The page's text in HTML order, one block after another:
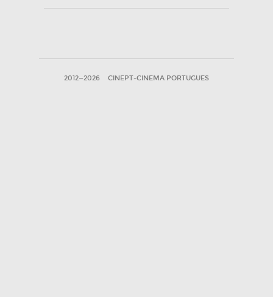
2012—2026 CINEPT-CINEMA PORTUGUES